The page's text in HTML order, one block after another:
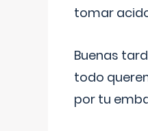
tomar
Buenas
todo
por tu